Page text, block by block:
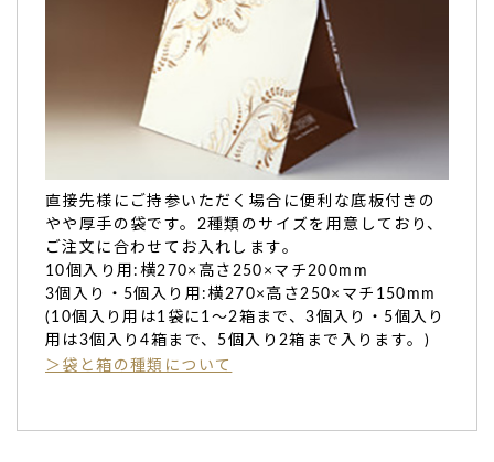
大切なお客様向けにお作りいただき大変好評でし
た。
大切なお客様向けにお作りいただき大変好評でした。 また宜
しくお願い致します。（購入者様）
ご購入頂いた商品：
ありがとうございますの名入れどら焼き
「もじどら」（5個入り）
直接先様にご持参いただく場合に便利な底板付きの
やや厚手の袋です。2種類のサイズを用意しており、
ご注文に合わせてお入れします。
10個入り用:横270×高さ250×マチ200mm
3個入り・5個入り用:横270×高さ250×マチ150mm
(10個入り用は1袋に1～2箱まで、3個入り・5個入り
用は3個入り4箱まで、5個入り2箱まで入ります。)
＞袋と箱の種類について